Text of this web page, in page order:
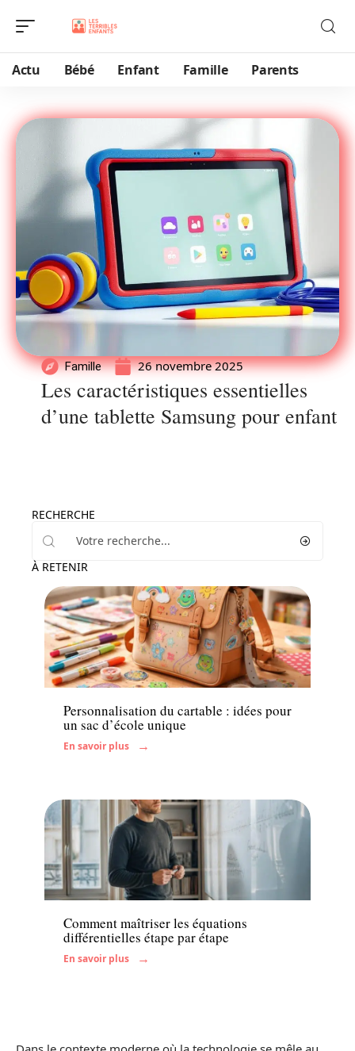
Actu Bébé Enfant Famille Parents
Famille 26 novembre 2025
Les caractéristiques essentielles
d’une tablette Samsung pour enfant
RECHERCHE
À RETENIR
Enfant
Personnalisation du cartable : idées pour
un sac d’école unique
En savoir plus
Enfant
Comment maîtriser les équations
différentielles étape par étape
En savoir plus